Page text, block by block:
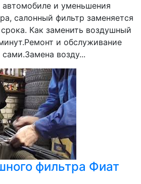
автомобиле и уменьшения
салонный фильтр заменяется
Как заменить воздушный
и обслуживание
возду...
фильтра Фиат